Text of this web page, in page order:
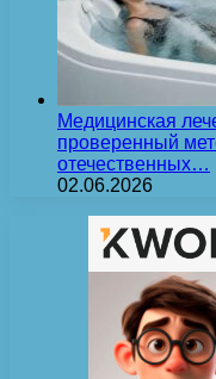
Медицинская
проверенный
отечественных…
02.06.2026